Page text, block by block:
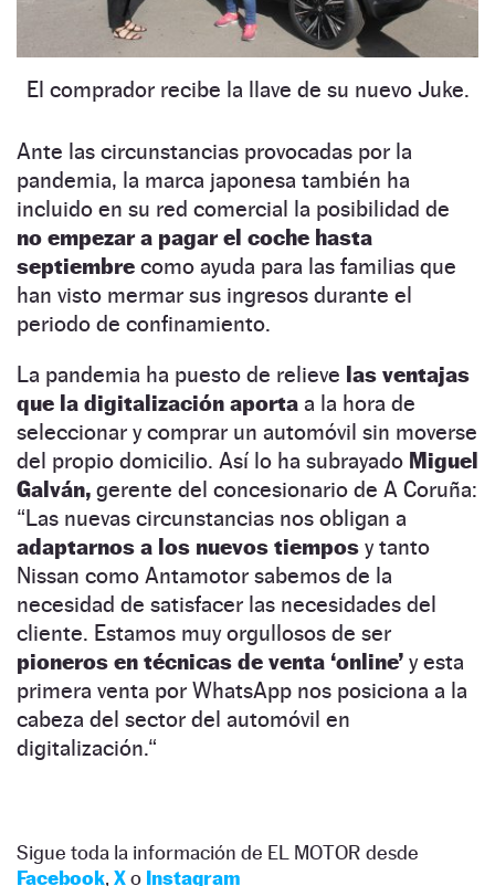
El comprador recibe la llave de su nuevo Juke.
Ante las circunstancias provocadas por la
pandemia, la marca japonesa también ha
incluido en su red comercial la posibilidad de
no empezar a pagar el coche hasta
septiembre como ayuda para las familias que
han visto mermar sus ingresos durante el
periodo de confinamiento.
La pandemia ha puesto de relieve las ventajas
que la digitalización aporta a la hora de
seleccionar y comprar un automóvil sin moverse
del propio domicilio. Así lo ha subrayado Miguel
Galván, gerente del concesionario de A Coruña:
“Las nuevas circunstancias nos obligan a
adaptarnos a los nuevos tiempos y tanto
Nissan como Antamotor sabemos de la
necesidad de satisfacer las necesidades del
cliente. Estamos muy orgullosos de ser
pioneros en técnicas de venta ‘online’ y esta
primera venta por WhatsApp nos posiciona a la
cabeza del sector del automóvil en
digitalización.“
Sigue toda la información de EL MOTOR desde
Facebook, Xo Instagram